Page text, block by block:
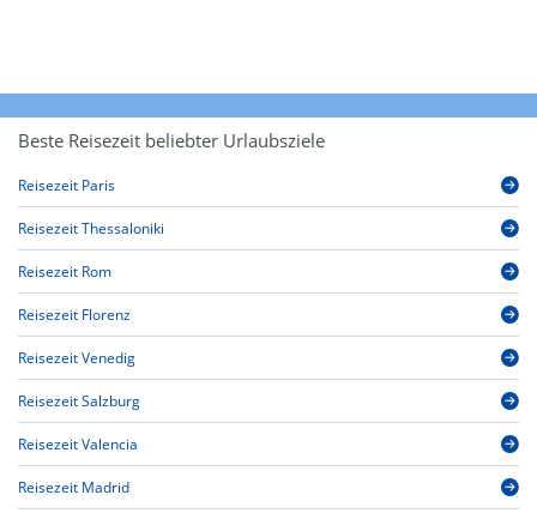
Beste Reisezeit beliebter Urlaubsziele
Reisezeit Paris
Reisezeit Thessaloniki
Reisezeit Rom
Reisezeit Florenz
Reisezeit Venedig
Reisezeit Salzburg
Reisezeit Valencia
Reisezeit Madrid